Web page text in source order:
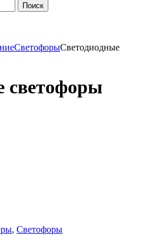
Поиск
СветофорыСветодиодные
светофоры
, Светофоры